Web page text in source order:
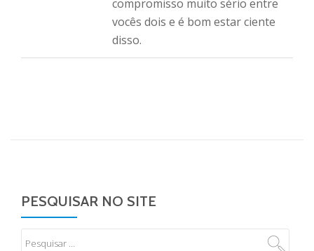
compromisso muito sério entre
vocês dois e é bom estar ciente
disso.
PESQUISAR NO SITE